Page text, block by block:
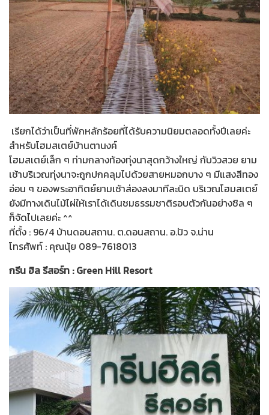
เรียกได้ว่าเป็นที่พักหลักร้อยที่ได้รับความนิยมตลอดทั้งปีเลยค่ะ
สำหรับโฮมสเตย์บ้านตานงค์
โฮมสเตย์เล็ก ๆ ท่ามกลางท้องทุ่งนาสุดกว้างใหญ่ กับวิวสวย ยาม
เช้าบริเวณทุ่งนาจะถูกปกคลุมไปด้วยสายหมอกบาง ๆ มีแสงสีทอง
อ่อน ๆ ของพระอาทิตย์ยามเช้าส่องลงมาทีละนิด บริเวณโฮมสเตย์
ยังมีทางเดินไม้ไผ่ให้เราได้เดินชมธรรมชาติรอบตัวกันอย่างชิล ๆ
ก็จัดไปเลยค่ะ ^^
ที่ตั้ง : 96/4 บ้านดอนสถาน. ต.ดอนสถาน. อ.ปัว จ.น่าน
โทรศัพท์ : คุณนุ้ย 089-7618013
กรีน ฮิล รีสอร์ท : Green Hill Resort